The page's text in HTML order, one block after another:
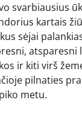
svarbiausius
kartais
sėjai
atsparesni
ir kiti virš
pilnaties
metu.